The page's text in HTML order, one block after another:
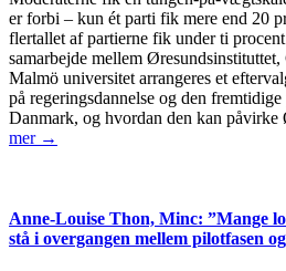
er forbi – kun ét parti fik mere end 20
flertallet af partierne fik under ti
samarbejde mellem
Malmö universitet arrangeres et
på regeringsdannelse og den
Danmark, og hvordan den kan påvirke
mer →
Anne-Louise Thon, Minc: ”Mange
stå i overgangen mellem pilotfasen